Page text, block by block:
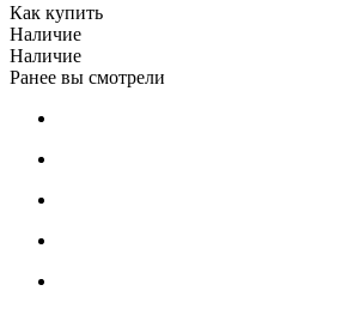
Как купить
Наличие
Наличие
Ранее вы смотрели